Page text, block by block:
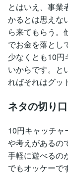
とはいえ、事業
かるとは思えな
ら来てもらう。
でお金を落とし
少なくとも10円
いからです。と
ればそれはグッ
ネタの切り
10円キャッチャ
や考えがあるの
手軽に遊べるの
でもオッケーで